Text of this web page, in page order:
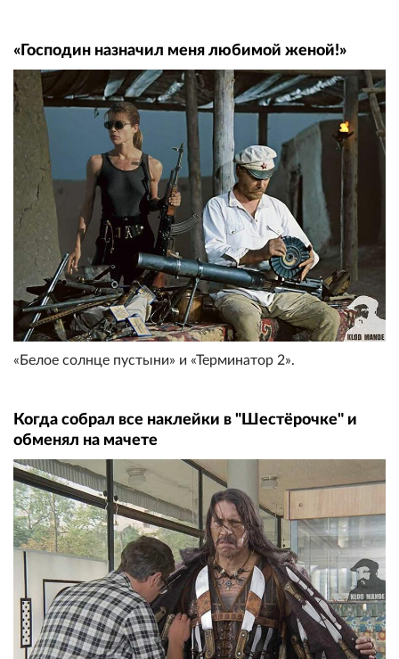
«Господин назначил меня любимой женой!»
«Белое солнце пустыни» и «Терминатор 2».
Когда собрал все наклейки в "Шестëрочке" и
обменял на мачете